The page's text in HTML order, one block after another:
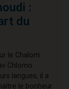
:
du
le Chalom
Chlomo
langues, il a
le bonheur